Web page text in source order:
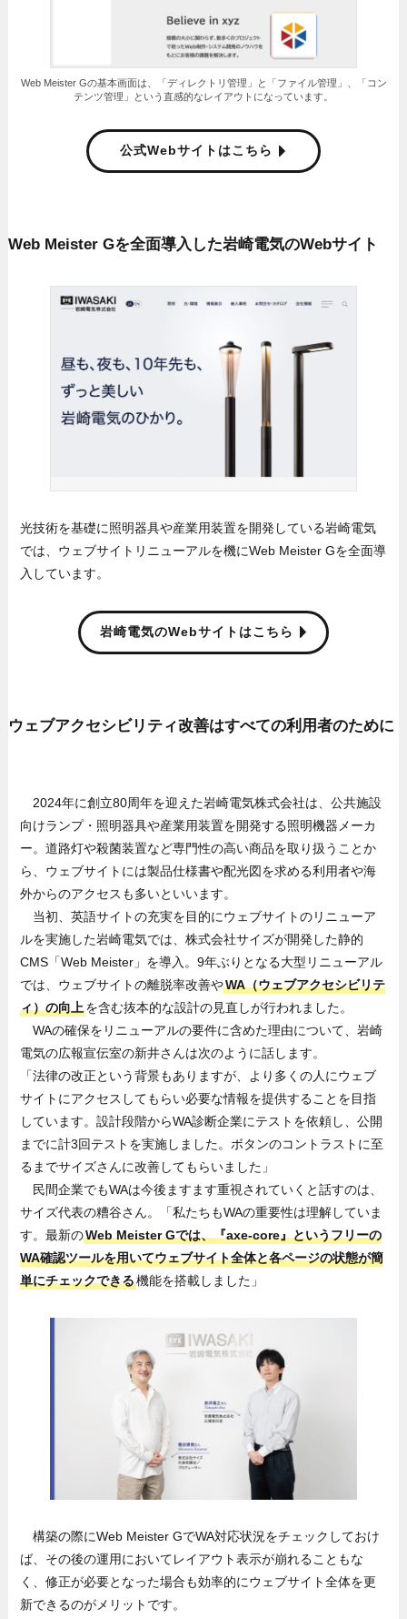
Web Meister Gの基本画面は、「ディレクトリ管理」と「ファイル管理」、「コン
テンツ管理」という直感的なレイアウトになっています。
公式Webサイトはこちら
Web Meister Gを全面導入した岩崎電気のWebサイト
光技術を基礎に照明器具や産業用装置を開発している岩崎電気
では、ウェブサイトリニューアルを機にWeb Meister Gを全面導
入しています。
岩崎電気のWebサイトはこちら
ウェブアクセシビリティ改善はすべての利用者のために
2024年に創立80周年を迎えた岩崎電気株式会社は、公共施設
向けランプ・照明器具や産業用装置を開発する照明機器メーカ
ー。道路灯や殺菌装置など専門性の高い商品を取り扱うことか
ら、ウェブサイトには製品仕様書や配光図を求める利用者や海
外からのアクセスも多いといいます。
当初、英語サイトの充実を目的にウェブサイトのリニューア
ルを実施した岩崎電気では、株式会社サイズが開発した静的
CMS「Web Meister」を導入。9年ぶりとなる大型リニューアル
では、ウェブサイトの離脱率改善やWA（ウェブアクセシビリテ
ィ）の向上を含む抜本的な設計の見直しが行われました。
WAの確保をリニューアルの要件に含めた理由について、岩崎
電気の広報宣伝室の新井さんは次のように話します。
「法律の改正という背景もありますが、より多くの人にウェブ
サイトにアクセスしてもらい必要な情報を提供することを目指
しています。設計段階からWA診断企業にテストを依頼し、公開
までに計3回テストを実施しました。ボタンのコントラストに至
るまでサイズさんに改善してもらいました」
民間企業でもWAは今後ますます重視されていくと話すのは、
サイズ代表の糟谷さん。「私たちもWAの重要性は理解していま
す。最新のWeb Meister Gでは、『axe-core』というフリーの
WA確認ツールを用いてウェブサイト全体と各ページの状態が簡
単にチェックできる機能を搭載しました」
構築の際にWeb Meister GでWA対応状況をチェックしておけ
ば、その後の運用においてレイアウト表示が崩れることもな
く、修正が必要となった場合も効率的にウェブサイト全体を更
新できるのがメリットです。